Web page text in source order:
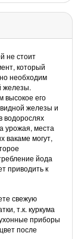
не стоит
который
необходим
железы.
высокое его
железы и
водорослях
урожая, места
вакаме могут,
йода
приводить к
свежую
т.к. куркума
приборы
после